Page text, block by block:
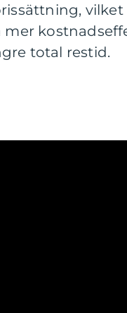
vilket
total restid.